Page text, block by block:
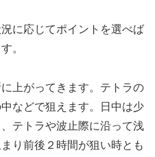
に応じてポイントを選べば
。
上がってきます。テトラの
などで狙えます。日中は少
テトラや波止際に沿って浅
り前後２時間が狙い時とも